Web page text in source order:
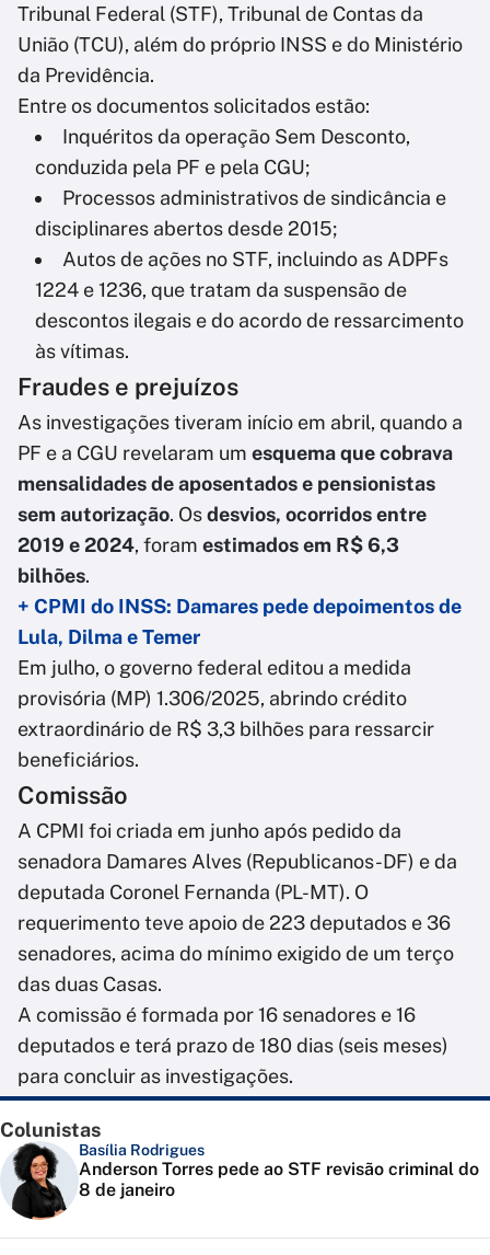
Tribunal Federal (STF), Tribunal de Contas da
União (TCU), além do próprio INSS e do Ministério
da Previdência.
Entre os documentos solicitados estão:
Inquéritos da operação Sem Desconto,
conduzida pela PF e pela CGU;
Processos administrativos de sindicância e
disciplinares abertos desde 2015;
Autos de ações no STF, incluindo as ADPFs
1224 e 1236, que tratam da suspensão de
descontos ilegais e do acordo de ressarcimento
às vítimas.
Fraudes e prejuízos
As investigações tiveram início em abril, quando a
PF e a CGU revelaram um esquema que cobrava
mensalidades de aposentados e pensionistas
sem autorização. Osdesvios, ocorridos entre
2019 e 2024, foram estimados em R$ 6,3
bilhões.
+ CPMI do INSS: Damares pede depoimentos de
Lula, Dilma e Temer
Em julho, o governo federal editou a medida
provisória (MP) 1.306/2025, abrindo crédito
extraordinário de R$ 3,3 bilhões para ressarcir
beneficiários.
Comissão
A CPMI foi criada em junho após pedido da
senadora Damares Alves (Republicanos-DF) e da
deputada Coronel Fernanda (PL-MT). O
requerimento teve apoio de 223 deputados e 36
senadores, acima do mínimo exigido de um terço
das duas Casas.
A comissão é formada por 16 senadores e 16
deputados e terá prazo de 180 dias (seis meses)
para concluir as investigações.
Colunistas
Basília Rodrigues
Anderson Torres pede ao STF revisão criminal do
8 de janeiro